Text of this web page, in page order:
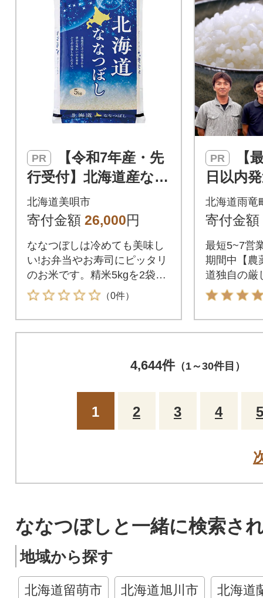
PR
行受付】北海道産なな
つぼし 精米 5kg×2(合
計10kg)
北海道美唄市
寄付金額 26,000円
ななつぼしは冷めても美味し
い!お弁当やお寿司にピッタリ
のお米です。精米5kgを2袋お
届けします!
（0件）
PR
日以内
北海道
【特Aラ
北海道雨竜
寄付金額
最短5~7営
期間中【農
道独自の厳
an」認定。
竜町からお
4,644件（1～30件目）
1 2 3 4 5
ななつぼしと一緒に検索さ
地域から探す
北海道留萌市 北海道旭川市 北海道